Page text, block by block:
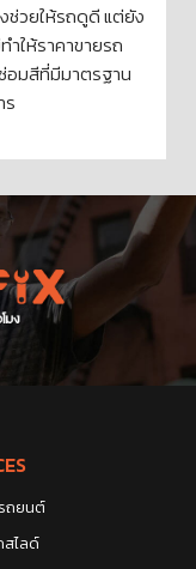
ช่วยให้รถดูดี แต่ยัง
ให้ราคาขายรถ
อมสีที่มีมาตรฐาน
ถยนต์
ไลด์